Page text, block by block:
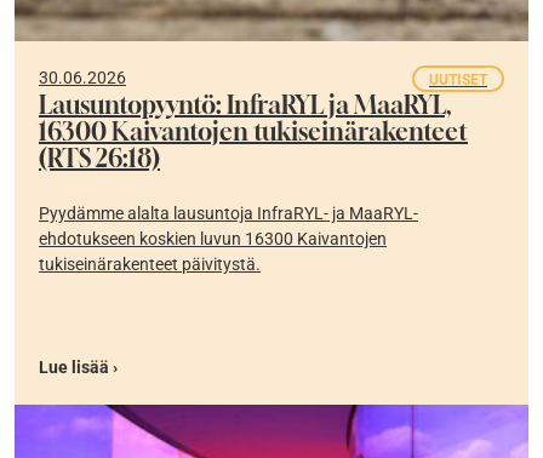
30.06.2026 UUTISET
Lausuntopyyntö: InfraRYL ja MaaRYL,
16300 Kaivantojen tukiseinärakenteet
(RTS 26:18)
Pyydämme alalta lausuntoja InfraRYL- ja MaaRYL-
ehdotukseen koskien luvun 16300 Kaivantojen
tukiseinärakenteet päivitystä.
Lue lisää ›